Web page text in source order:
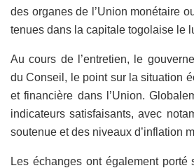
des organes de l’Union monétaire
tenues dans la capitale togolaise le
Au cours de l’entretien, le
du Conseil, le point sur la situation
et financière dans l’Union.
indicateurs satisfaisants, avec
soutenue et des niveaux d’inflation
Les échanges ont également porté